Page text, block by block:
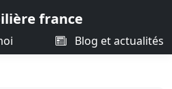
france
Blog et actualités